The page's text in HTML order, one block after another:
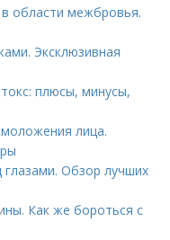
области межбровья.
Эксклюзивная
плюсы, минусы,
лица.
Обзор лучших
Как же бороться с